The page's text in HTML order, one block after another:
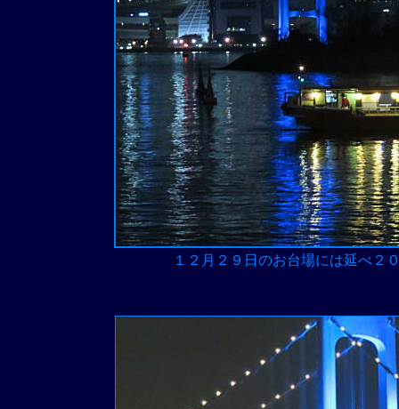
１２月２９日のお台場には延べ２